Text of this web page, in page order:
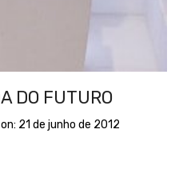
DO FUTURO
21 de junho de 2012